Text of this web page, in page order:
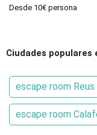
Desde 10€ persona
Ciudades populares
escape room Reus
escape room